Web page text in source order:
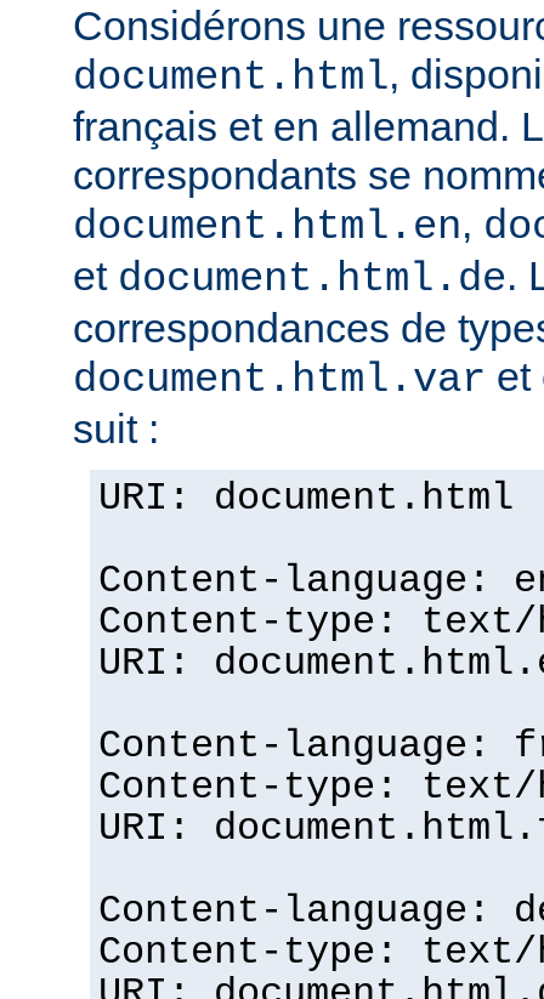
Considérons une
document.html,
français et en allemand.
correspondants se
document.html.en,
et document.html.de.
correspondances de
document.html.var et
suit :
URI: document.html
Content-language:
Content-type: text/
URI:
Content-language:
Content-type: text/
URI:
Content-language:
Content-type: text/